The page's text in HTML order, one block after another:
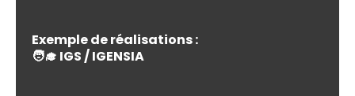
Exemple de réalisations :
🧑‍🎓 IGS / IGENSIA